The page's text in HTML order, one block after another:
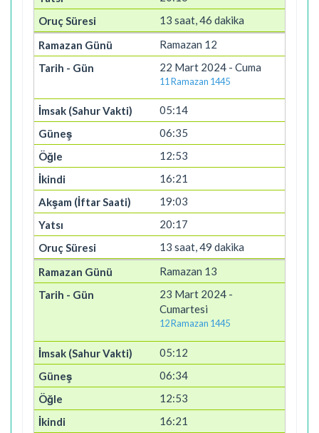
13 saat, 46 dakika
Ramazan 12
22 Mart 2024 - Cuma
11 Ramazan 1445
05:14
06:35
12:53
16:21
19:03
20:17
13 saat, 49 dakika
Ramazan 13
23 Mart 2024 -
Cumartesi
12 Ramazan 1445
05:12
06:34
12:53
16:21